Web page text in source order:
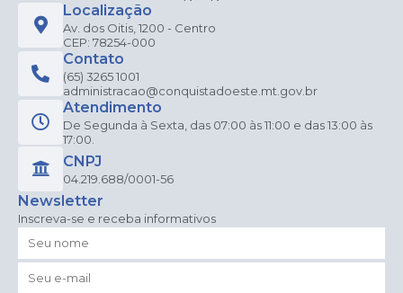
Localização
Av. dos Oitis, 1200 - Centro
CEP: 78254-000
Contato
(65) 3265 1001
administracao@conquistadoeste.mt.gov.br
Atendimento
De Segunda à Sexta, das 07:00 às 11:00 e das 13:00 às
17:00.
CNPJ
04.219.688/0001-56
Newsletter
Inscreva-se e receba informativos